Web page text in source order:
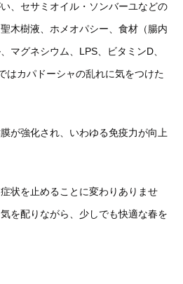
、セサミオイル・ソンバーユなどの
木樹液、ホメオパシー、食材（腸内
マグネシウム、LPS、ビタミンD、
カパドーシャの乱れに気をつけた
が強化され、いわゆる免疫力が向上
状を止めることに変わりありませ
を配りながら、少しでも快適な春を